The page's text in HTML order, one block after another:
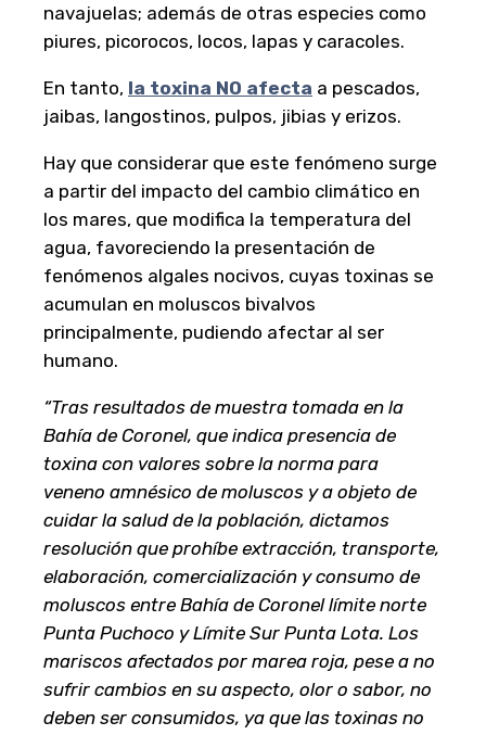
navajuelas; además de otras especies como
piures, picorocos, locos, lapas y caracoles.
En tanto, la toxina NO afecta a pescados,
jaibas, langostinos, pulpos, jibias y erizos.
Hay que considerar que este fenómeno surge
a partir del impacto del cambio climático en
los mares, que modifica la temperatura del
agua, favoreciendo la presentación de
fenómenos algales nocivos, cuyas toxinas se
acumulan en moluscos bivalvos
principalmente, pudiendo afectar al ser
humano.
“Tras resultados de muestra tomada en la
Bahía de Coronel, que indica presencia de
toxina con valores sobre la norma para
veneno amnésico de moluscos y a objeto de
cuidar la salud de la población, dictamos
resolución que prohíbe extracción, transporte,
elaboración, comercialización y consumo de
moluscos entre Bahía de Coronel límite norte
Punta Puchoco y Límite Sur Punta Lota. Los
mariscos afectados por marea roja, pese a no
sufrir cambios en su aspecto, olor o sabor, no
deben ser consumidos, ya que las toxinas no